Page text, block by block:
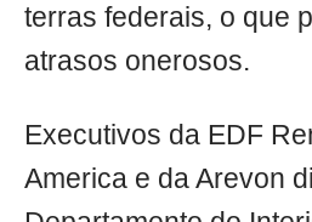
terras federais, o que
atrasos onerosos.
Executivos da EDF
America e da Arevon